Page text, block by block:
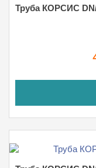
Труба КОРСИС